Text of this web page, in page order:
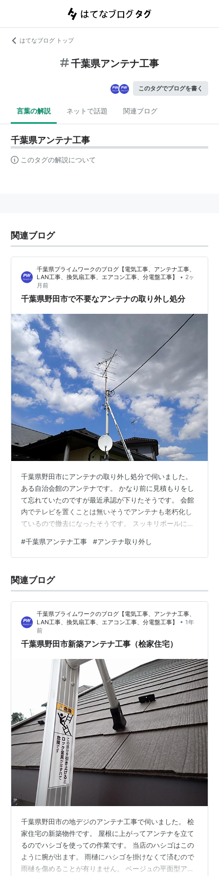
はてなブログ トップ
千葉県アンテナ工事
このタグでブログを書く
言葉の解説 ネットで話題 関連ブログ
千葉県アンテナ工事
このタグの解説について
関連ブログ
千葉県プライムワークのブログ【電気工事、アンテナ工事、
LAN工事、換気扇工事、エアコン工事、分電盤工事】
• 2ヶ
月前
千葉県野田市で不要なアンテナの取り外し処分
千葉県野田市にアンテナの取り外し処分で伺いました。
ある自治会館のアンテナです。 かなり前に見積もりをし
て忘れていたのですが最近承認が下りたそうです。 会館
内でテレビを置くことは無いそうでアンテナも老朽化し
ているので撤去になったそうです。 スッキリポールに
いつも使っているハシゴに電柱バンドを装着して作業を
行います。バンドを付けたままだと重いので普段は外し
めてみると大きいですね。 アンテナ取付金具だけ残して
アンテナを外しました。アンテナ金具は何か別で使用出
#千葉県アンテナ工事 #アンテナ取り外し
関連ブログ
千葉県プライムワークのブログ【電気工事、アンテナ工事、
LAN工事、換気扇工事、エアコン工事、分電盤工事】
• 1年
前
千葉県野田市新築アンテナ工事（桧家住宅）
千葉県野田市の地デジのアンテナ工事で伺いました。 桧
家住宅の新築物件です。 屋根に上がってアンテナを立て
るのでハシゴを使っての作業です。 当店のハシゴはこの
ように腕が出ます。 雨樋にハシゴを掛けなくて済むので
雨樋を傷めることが有りません。 ベージュの平面型アン